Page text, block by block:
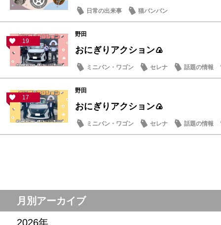
日常の出来事 猫バンバン
19
野田
おにぎりアクション🍙
ミニバン・ワゴン セレナ 話題の情報
17
野田
おにぎりアクション🍙
ミニバン・ワゴン セレナ 話題の情報
月別アーカイブ
2026年